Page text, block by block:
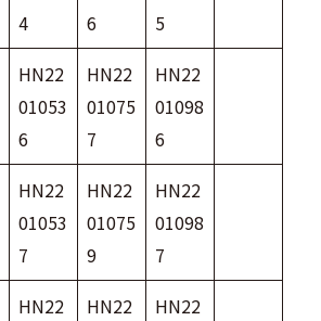
4
6
5
HN22
01053
6
HN22
01075
7
HN22
01098
6
HN22
01053
7
HN22
01075
9
HN22
01098
7
HN22
HN22
HN22